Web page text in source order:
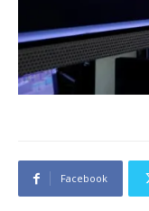
Facebook